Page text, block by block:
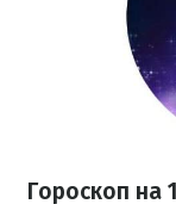
Гороскоп на